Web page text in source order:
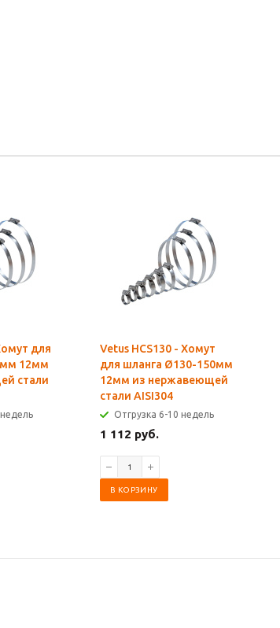
для
12мм
стали
Vetus HCS130 - Хомут
для шланга Ø130-150мм
12мм из нержавеющей
стали AISI304
Отгрузка 6-10 недель
1 112 руб.
В КОРЗИНУ